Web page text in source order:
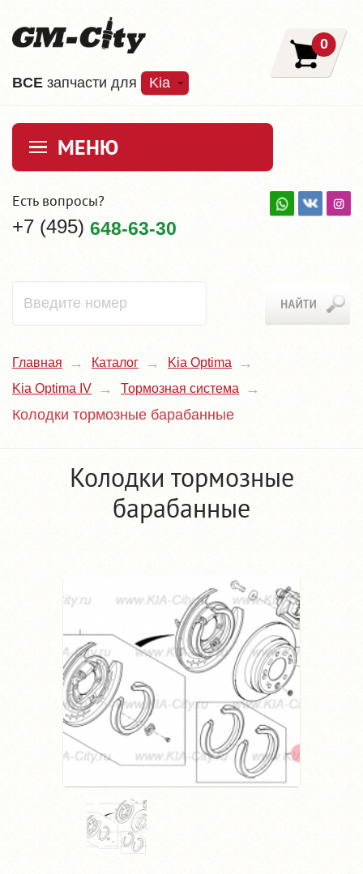
ВCE запчасти для Kia
0
МЕНЮ
Есть вопросы?
+7 (495) 648-63-30
Главная Каталог
Kia Optima
Kia Optima IV
Тормозная система
Колодки тормозные барабанные
Колодки тормозные
барабанные